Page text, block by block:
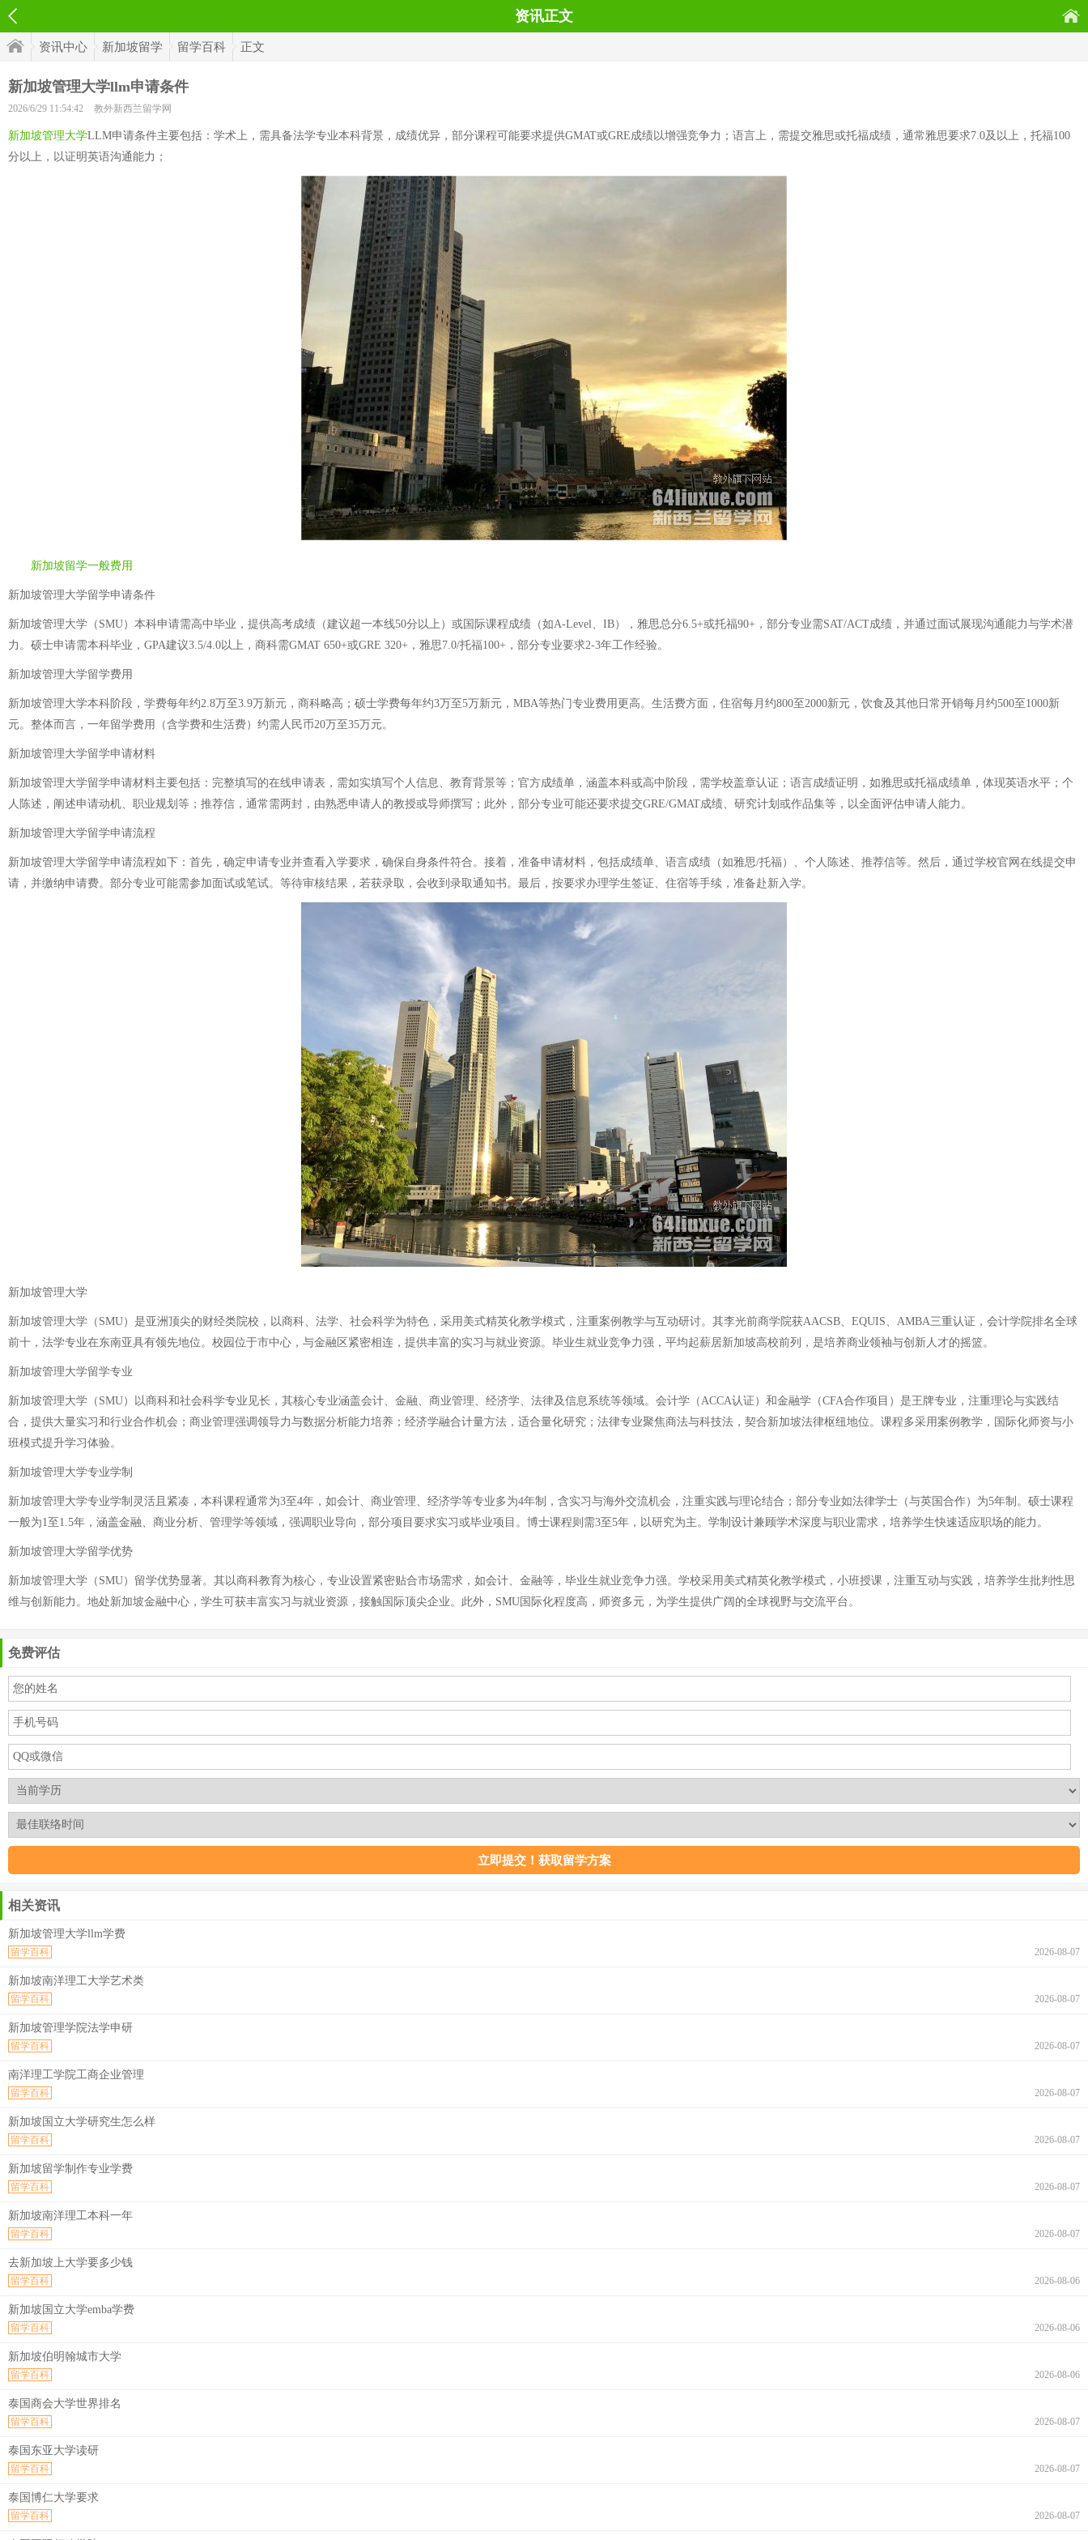
资讯正文
资讯中心 新加坡留学 留学百科 正文
新加坡管理大学llm申请条件
2026/6/29 11:54:42 教外新西兰留学网
新加坡管理大学LLM申请条件主要包括：学术上，需具备法学专业本科背景，成绩优异，部分课程可能要求提供GMAT或GRE成绩以增强竞争力；语言上，需提交雅思或托福成绩，通常雅思要求7.0及以上，托福100
分以上，以证明英语沟通能力；
新加坡留学一般费用
新加坡管理大学留学申请条件
新加坡管理大学（SMU）本科申请需高中毕业，提供高考成绩（建议超一本线50分以上）或国际课程成绩（如A-Level、IB），雅思总分6.5+或托福90+，部分专业需SAT/ACT成绩，并通过面试展现沟通能力与学术潜
力。硕士申请需本科毕业，GPA建议3.5/4.0以上，商科需GMAT 650+或GRE 320+，雅思7.0/托福100+，部分专业要求2-3年工作经验。
新加坡管理大学留学费用
新加坡管理大学本科阶段，学费每年约2.8万至3.9万新元，商科略高；硕士学费每年约3万至5万新元，MBA等热门专业费用更高。生活费方面，住宿每月约800至2000新元，饮食及其他日常开销每月约500至1000新
元。整体而言，一年留学费用（含学费和生活费）约需人民币20万至35万元。
新加坡管理大学留学申请材料
新加坡管理大学留学申请材料主要包括：完整填写的在线申请表，需如实填写个人信息、教育背景等；官方成绩单，涵盖本科或高中阶段，需学校盖章认证；语言成绩证明，如雅思或托福成绩单，体现英语水平；个
人陈述，阐述申请动机、职业规划等；推荐信，通常需两封，由熟悉申请人的教授或导师撰写；此外，部分专业可能还要求提交GRE/GMAT成绩、研究计划或作品集等，以全面评估申请人能力。
新加坡管理大学留学申请流程
新加坡管理大学留学申请流程如下：首先，确定申请专业并查看入学要求，确保自身条件符合。接着，准备申请材料，包括成绩单、语言成绩（如雅思/托福）、个人陈述、推荐信等。然后，通过学校官网在线提交申
请，并缴纳申请费。部分专业可能需参加面试或笔试。等待审核结果，若获录取，会收到录取通知书。最后，按要求办理学生签证、住宿等手续，准备赴新入学。
新加坡管理大学
新加坡管理大学（SMU）是亚洲顶尖的财经类院校，以商科、法学、社会科学为特色，采用美式精英化教学模式，注重案例教学与互动研讨。其李光前商学院获AACSB、EQUIS、AMBA三重认证，会计学院排名全球
前十，法学专业在东南亚具有领先地位。校园位于市中心，与金融区紧密相连，提供丰富的实习与就业资源。毕业生就业竞争力强，平均起薪居新加坡高校前列，是培养商业领袖与创新人才的摇篮。
新加坡管理大学留学专业
新加坡管理大学（SMU）以商科和社会科学专业见长，其核心专业涵盖会计、金融、商业管理、经济学、法律及信息系统等领域。会计学（ACCA认证）和金融学（CFA合作项目）是王牌专业，注重理论与实践结
合，提供大量实习和行业合作机会；商业管理强调领导力与数据分析能力培养；经济学融合计量方法，适合量化研究；法律专业聚焦商法与科技法，契合新加坡法律枢纽地位。课程多采用案例教学，国际化师资与小
班模式提升学习体验。
新加坡管理大学专业学制
新加坡管理大学专业学制灵活且紧凑，本科课程通常为3至4年，如会计、商业管理、经济学等专业多为4年制，含实习与海外交流机会，注重实践与理论结合；部分专业如法律学士（与英国合作）为5年制。硕士课程
一般为1至1.5年，涵盖金融、商业分析、管理学等领域，强调职业导向，部分项目要求实习或毕业项目。博士课程则需3至5年，以研究为主。学制设计兼顾学术深度与职业需求，培养学生快速适应职场的能力。
新加坡管理大学留学优势
新加坡管理大学（SMU）留学优势显著。其以商科教育为核心，专业设置紧密贴合市场需求，如会计、金融等，毕业生就业竞争力强。学校采用美式精英化教学模式，小班授课，注重互动与实践，培养学生批判性思
维与创新能力。地处新加坡金融中心，学生可获丰富实习与就业资源，接触国际顶尖企业。此外，SMU国际化程度高，师资多元，为学生提供广阔的全球视野与交流平台。
免费评估
相关资讯
新加坡管理大学llm学费
2026-08-07
留学百科
新加坡南洋理工大学艺术类
2026-08-07
留学百科
新加坡管理学院法学申研
2026-08-07
留学百科
南洋理工学院工商企业管理
2026-08-07
留学百科
新加坡国立大学研究生怎么样
2026-08-07
留学百科
新加坡留学制作专业学费
2026-08-07
留学百科
新加坡南洋理工本科一年
2026-08-07
留学百科
去新加坡上大学要多少钱
2026-08-06
留学百科
新加坡国立大学emba学费
2026-08-06
留学百科
新加坡伯明翰城市大学
2026-08-06
留学百科
泰国商会大学世界排名
2026-08-07
留学百科
泰国东亚大学读研
2026-08-07
留学百科
泰国博仁大学要求
2026-08-07
留学百科